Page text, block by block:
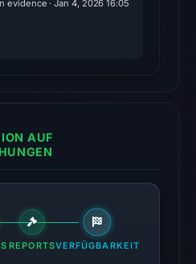
evidence · Jan 4, 2026 16:05
AUF
REPORTSVERFÜGBARKEIT